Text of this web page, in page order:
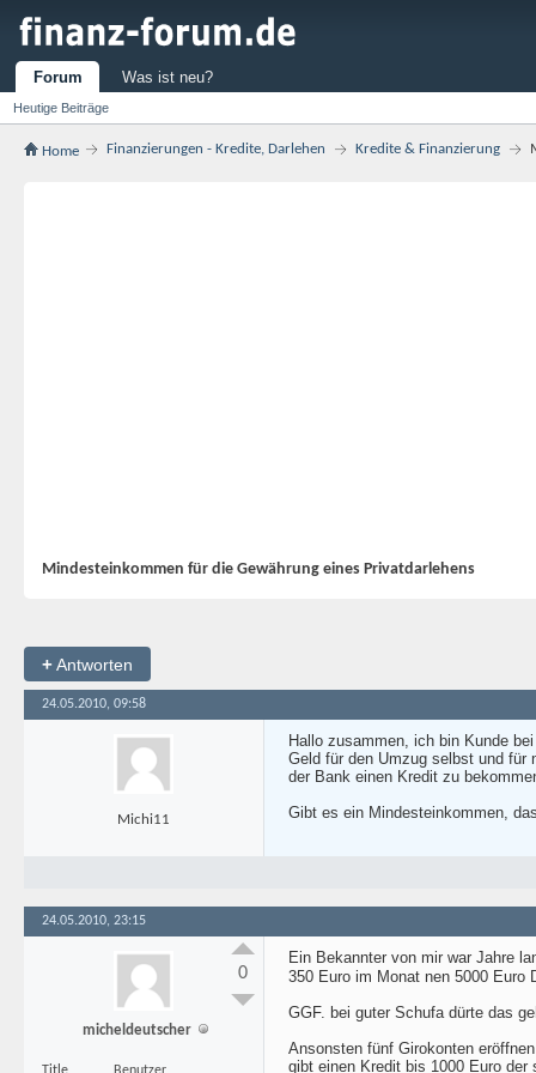
Forum
Heutige Beiträge
Was ist neu?
Home Finanzierungen - Kredite, Darlehen Kredite & Finanzierung
Mindesteinkommen für die Gewährung eines Privatdarlehens
+Antworten
24.05.2010, 09:58
Michi11
Hallo zusammen, ich bin Kunde
Geld für den Umzug selbst und für
der Bank einen Kredit zu
Gibt es ein Mindesteinkommen,
24.05.2010, 23:15
micheldeutscher
0
Ein Bekannter von mir war Jahre
350 Euro im Monat nen 5000 Euro
GGF. bei guter Schufa dürte das
Ansonsten fünf Girokonten
gibt einen Kredit bis 1000 Euro der